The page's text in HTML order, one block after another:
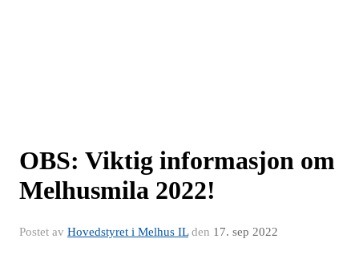
OBS: Viktig informasjon om
Melhusmila 2022!
Postet av Hovedstyret i Melhus ILden 17. sep 2022